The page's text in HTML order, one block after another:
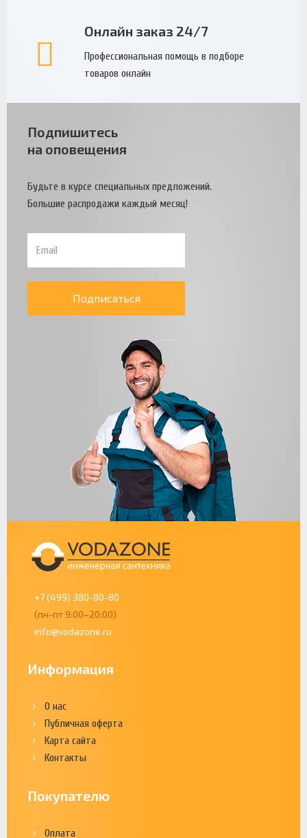
Онлайн заказ 24/7
Профессиональная помощь в подборе
товаров онлайн
Подпишитесь
на оповещения
Будьте в курсе специальных предложений.
Большие распродажи каждый месяц!
Подписаться
+7 (499) 380-80-80
(пн-пт 9:00–20:00)
info@vodazone.ru
Информация
О нас
Публичная оферта
Карта сайта
Контакты
Покупателю
Оплата